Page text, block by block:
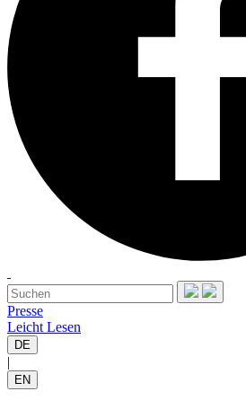
Presse
Leicht Lesen
DE
|
EN